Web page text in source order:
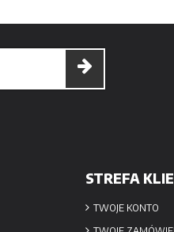
STREFA
TWOJE KONTO